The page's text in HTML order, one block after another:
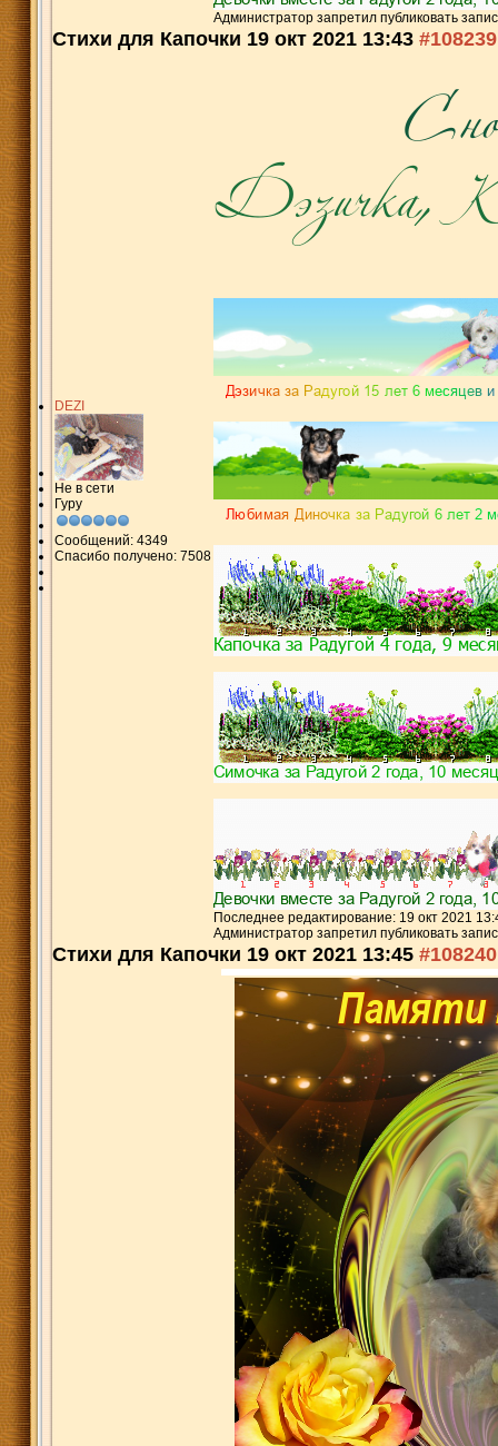
Администратор запретил публиковать
Стихи для Капочки 19 окт 2021 13:43 #108239
DEZI
Не в сети
Гуру
Сообщений: 4349
Спасибо получено: 7508
Последнее редактирование: 19 окт 2021
Администратор запретил публиковать
Стихи для Капочки 19 окт 2021 13:45 #108240